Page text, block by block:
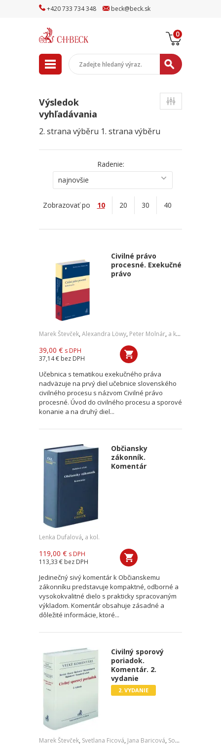
+420733 734348 beck@beck.sk
0
Výsledok
vyhľadávania
2. strana výběru 1. strana výběru
Radenie:
najnovšie
Zobrazovať po 10 20 30 40
Civilné právo
procesné. Exekučné
právo
Marek Števček, Alexandra Löwy, Peter Molnár, a kol.
39,00 € s DPH
37,14 € bez DPH
Učebnica s tematikou exekučného práva
nadväzuje na prvý diel učebnice slovenského
civilného procesu s názvom Civilné právo
procesné. Úvod do civilného procesu a sporové
konanie a na druhý diel...
Občiansky
zákonník.
Komentár
Lenka Dufalová, a kol.
119,00 € s DPH
113,33 € bez DPH
Jedinečný sivý komentár k Občianskemu
zákonníku predstavuje kompaktné, odborné a
vysokokvalitné dielo s prakticky spracovaným
výkladom. Komentár obsahuje zásadné a
dôležité informácie, ktoré...
Civilný sporový
poriadok.
Komentár. 2.
vydanie
2. VYDANIE
Marek Števček, Svetlana Ficová, Jana Baricová, Soňa Mesiarkinová